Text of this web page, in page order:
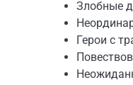
Злобные
Герои с